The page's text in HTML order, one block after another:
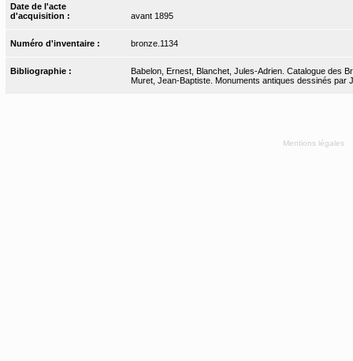
Date de l'acte
d'acquisition :
avant 1895
Numéro d'inventaire : bronze.1134
Bibliographie :
Babelon, Ernest, Blanchet, Jules-Adrien. Catalogue des
Muret, Jean-Baptiste. Monuments antiques dessinés par
Mentions légales